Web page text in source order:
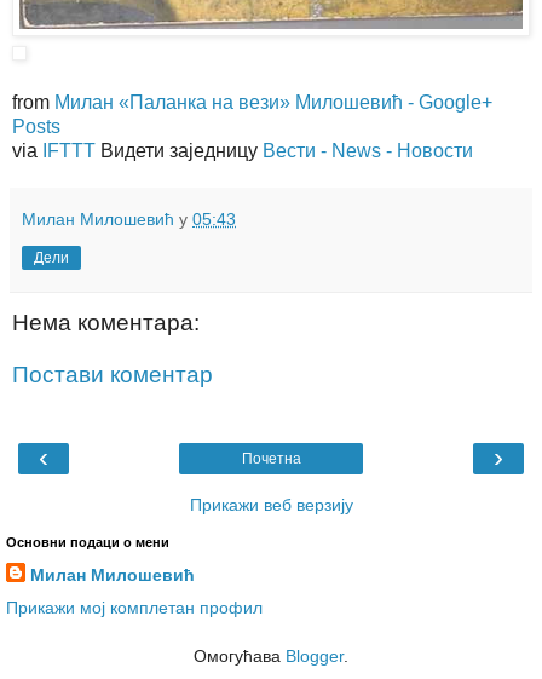
from Милан «Паланка на вези» Милошевић - Google+
Posts
via
IFTTT Видети заједницу Вести - News - Новости
Милан Милошевић у 05:43
Дели
Нема коментара:
Постави коментар
‹ ›
Почетна
Прикажи веб верзију
Основни подаци о мени
Милан Милошевић
Прикажи мој комплетан профил
Омогућава Blogger.